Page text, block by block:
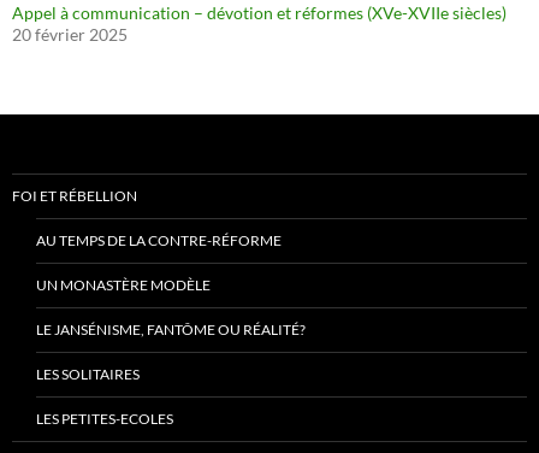
Appel à communication – dévotion et réformes (XVe-XVIIe siècles)
20 février 2025
FOI ET RÉBELLION
AU TEMPS DE LA CONTRE-RÉFORME
UN MONASTÈRE MODÈLE
LE JANSÉNISME, FANTÔME OU RÉALITÉ?
LES SOLITAIRES
LES PETITES-ECOLES